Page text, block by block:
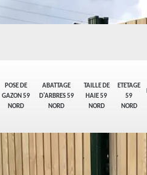
POSE DE
GAZON 59
NORD
ABATTAGE
D'ARBRES 59
NORD
TAILLE DE
HAIE 59
NORD
ETETAGE
59
NORD